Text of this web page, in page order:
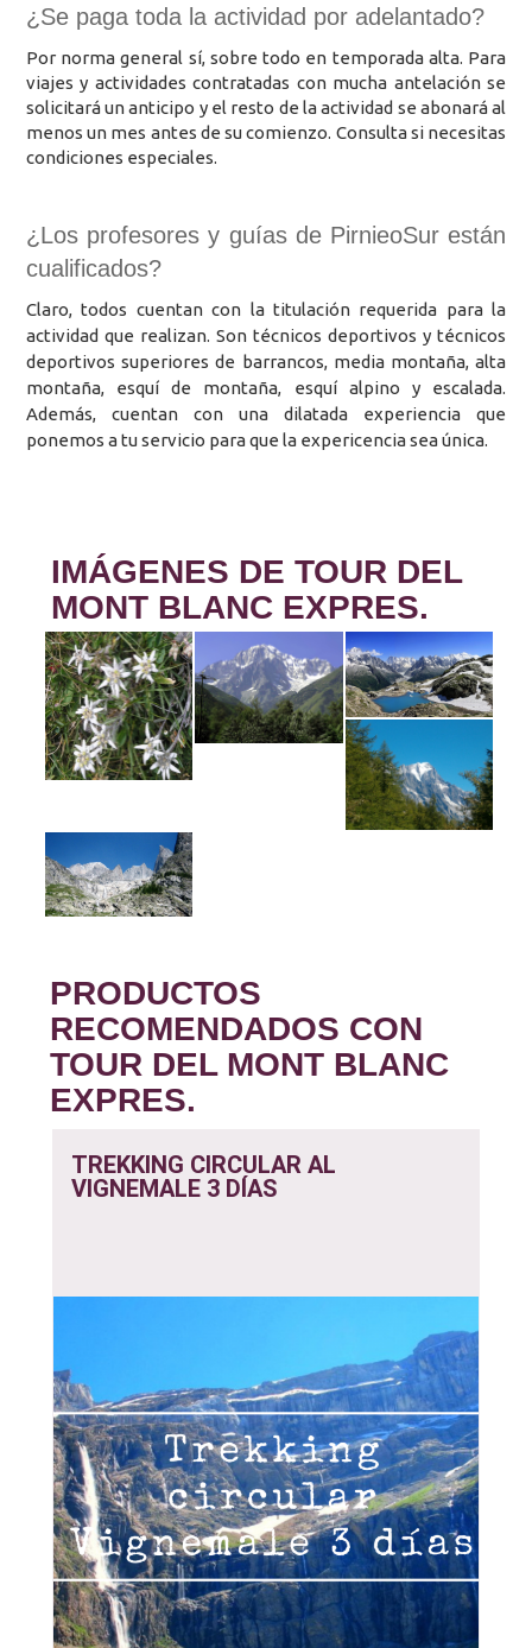
¿Se paga toda la actividad por adelantado?
Por norma general sí, sobre todo en temporada alta. Para
viajes y actividades contratadas con mucha antelación se
solicitará un anticipo y el resto de la actividad se abonará al
menos un mes antes de su comienzo. Consulta si necesitas
condiciones especiales.
¿Los profesores y guías de PirnieoSur están
cualificados?
Claro, todos cuentan con la titulación requerida para la
actividad que realizan. Son técnicos deportivos y técnicos
deportivos superiores de barrancos, media montaña, alta
montaña, esquí de montaña, esquí alpino y escalada.
Además, cuentan con una dilatada experiencia que
ponemos a tu servicio para que la expericencia sea única.
IMÁGENES DE TOUR DEL
MONT BLANC EXPRES.
PRODUCTOS
RECOMENDADOS CON
TOUR DEL MONT BLANC
EXPRES.
TREKKING CIRCULAR AL
VIGNEMALE 3 DÍAS